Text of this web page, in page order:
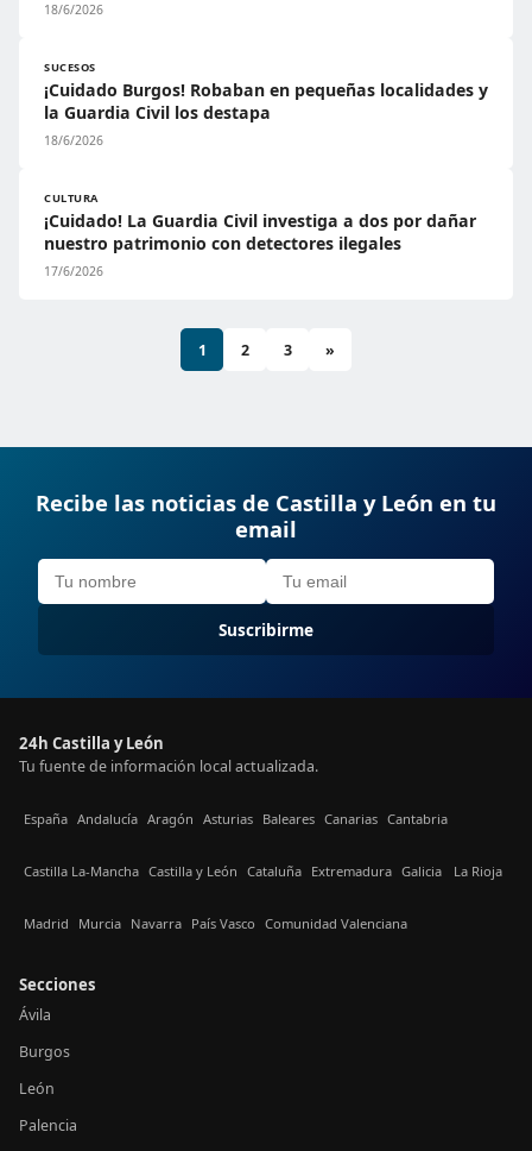
18/6/2026
SUCESOS
¡Cuidado Burgos! Robaban en pequeñas localidades y
la Guardia Civil los destapa
18/6/2026
CULTURA
¡Cuidado! La Guardia Civil investiga a dos por dañar
nuestro patrimonio con detectores ilegales
17/6/2026
1 2 3 »
Recibe las noticias de Castilla y León en tu
email
Suscribirme
24h Castilla y León
Tu fuente de información local actualizada.
España Andalucía Aragón Asturias Baleares Canarias Cantabria
Castilla La-Mancha Castilla y León Cataluña Extremadura Galicia La Rioja
Madrid Murcia Navarra País Vasco Comunidad Valenciana
Secciones
Ávila
Burgos
León
Palencia